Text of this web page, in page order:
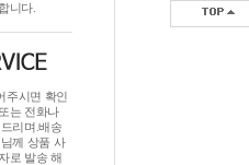
니다.
주시면 확인
는 전화나
리며.배송
께 상품 사
로 발송 해